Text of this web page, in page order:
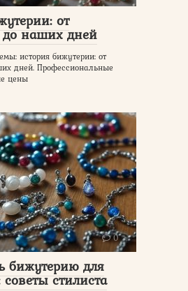
от
до наших дней
история бижутерии: от
дней. Профессиональные
цены
0
бижутерию для
стилиста